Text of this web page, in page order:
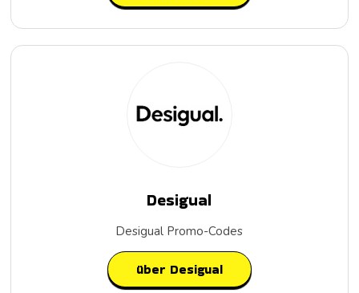
Desigual
Desigual Promo-Codes
über Desigual